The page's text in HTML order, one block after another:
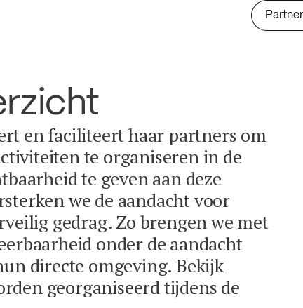
en faciliteert haar partners om
te organiseren in de
te geven aan deze
we de aandacht voor
gedrag. Zo brengen we met
onder de aandacht
directe omgeving. Bekijk
georganiseerd tijdens de